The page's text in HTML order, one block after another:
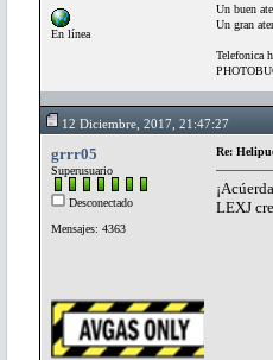
En línea
Un buen
Un gran
Telefonica
12 Diciembre, 2017, 21:47:27
grrr05
Superusuario
Desconectado
Mensajes: 4363
Re:
LEXJ